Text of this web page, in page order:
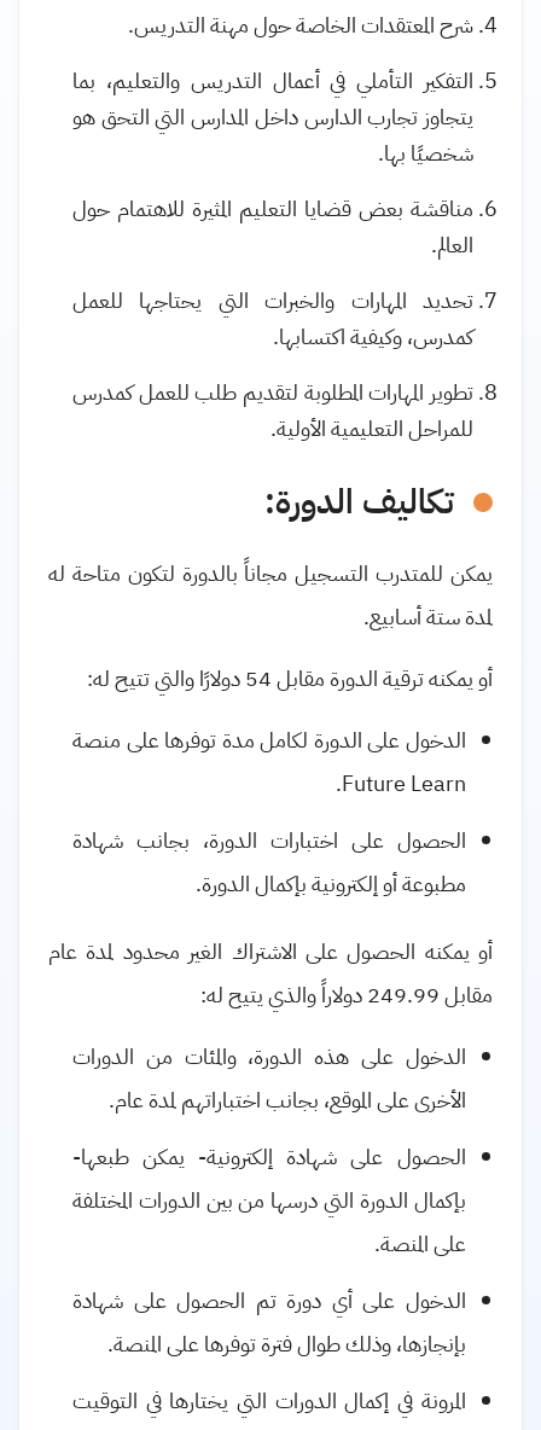
شرح المعتقدات الخاصة حول مهنة التدريس.
التفكير التأملي في أعمال التدريس والتعليم، بما
يتجاوز تجارب الدارس داخل المدارس التي التحق هو
شخصيًا بها.
مناقشة بعض قضايا التعليم المثيرة للاهتمام حول
العالم.
تحديد المهارات والخبرات التي يحتاجها للعمل
كمدرس، وكيفية اكتسابها.
تطوير المهارات المطلوبة لتقديم طلب للعمل كمدرس
للمراحل التعليمية الأولية.
تكاليف الدورة:
يمكن للمتدرب التسجيل مجاناً بالدورة لتكون متاحة له
لمدة ستة أسابيع.
أو يمكنه ترقية الدورة مقابل 54 دولارًا والتي تتيح له:
الدخول على الدورة لكامل مدة توفرها على منصة
Future Learn
.
الحصول على اختبارات الدورة، بجانب شهادة
مطبوعة أو إلكترونية بإكمال الدورة.
أو يمكنه الحصول على الاشتراك الغير محدود لمدة عام
مقابل 249.99 دولاراً والذي يتيح له:
الدخول على هذه الدورة، والمئات من الدورات
الأخرى على الموقع، بجانب اختباراتهم لمدة عام.
الحصول على شهادة إلكترونية- يمكن طبعها-
بإكمال الدورة التي درسها من بين الدورات المختلفة
على المنصة.
الدخول على أي دورة تم الحصول على شهادة
بإنجازها، وذلك طوال فترة توفرها على المنصة.
المرونة في إكمال الدورات التي يختارها في التوقيت